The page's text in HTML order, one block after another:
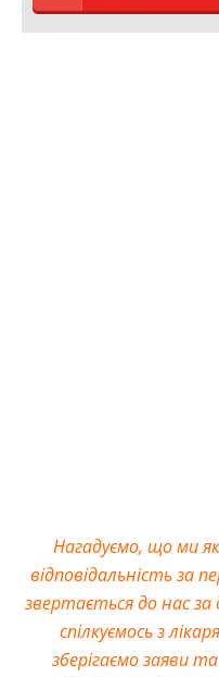
Нагадуємо, що ми
відповідальність за
звертається до нас
спілкуємось з
зберігаємо заяви